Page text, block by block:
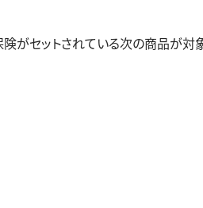
がセットされている次の商品が対